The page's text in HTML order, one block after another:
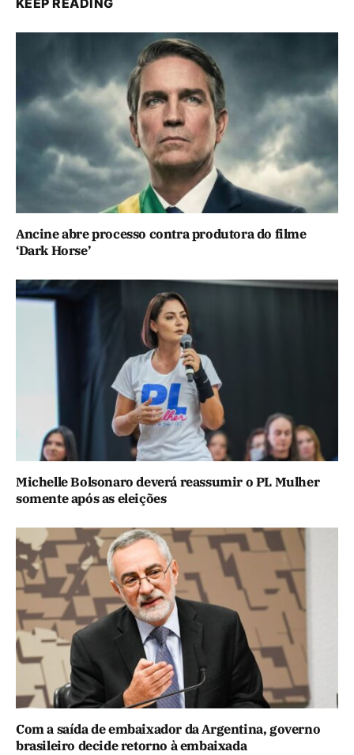
Ancine abre processo contra produtora do filme
‘Dark Horse’
Michelle Bolsonaro deverá reassumir o PL Mulher
somente após as eleições
Com a saída de embaixador da Argentina, governo
brasileiro decide retorno à embaixada